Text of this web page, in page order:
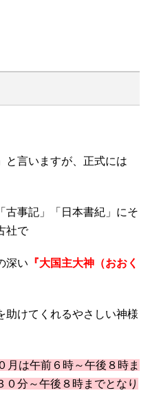
と言いますが、正式には
古事記」「日本書紀」にそ
社で
深い 『大国主大神（おおく
助けてくれるやさしい神様
月は午前６時～午後８時ま
分～午後８時までとなり